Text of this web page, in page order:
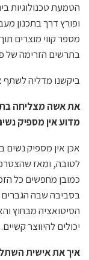
הטמעת טכנולוגיות
ופורץ דרך בתכנון
מספר קווי מוצרים
בתרשים הזרימה של
ביקשנו מדליה
את אשה מצליחה
מדוע אין מספיק
אכן אין מספיק
לטובה, ומאז
כמובן מחפשים כל
בסביבה שבה הגברים
הסיטואציה מבחוץ
יכולים להיווצר קשיים.
איך את אישית